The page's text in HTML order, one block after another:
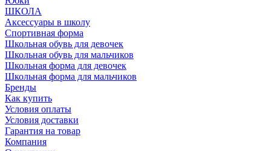
ШКОЛА
Аксессуары в школу
Спортивная форма
Школьная обувь для девочек
Школьная обувь для мальчиков
Школьная форма для девочек
Школьная форма для мальчиков
Бренды
Как купить
Условия оплаты
Условия доставки
Гарантия на товар
Компания